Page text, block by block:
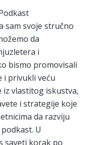
sam svoje stručno
da
i
bismo promovisali
i privukli veću
vlastitog iskustva,
i strategije koje
da razviju
U
saveti korak po